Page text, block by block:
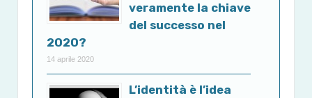
veramente la chiave
del successo nel
2020?
14 aprile 2020
L’identità è l’idea